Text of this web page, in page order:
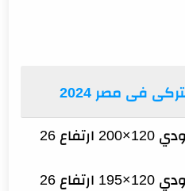
فى مصر 2024
سعر مرتبة الدورا ميلودي 120×200 ارتفاع 26
سعر مرتبة الدورا ميلودي 120×195 ارتفاع 26